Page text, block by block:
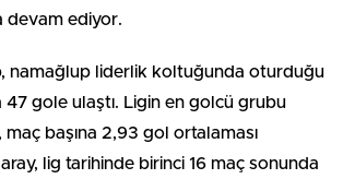
devam ediyor.
namağlup liderlik koltuğunda oturduğu
47 gole ulaştı. Ligin en golcü grubu
başına 2,93 gol ortalaması
lig tarihinde birinci 16 maç sonunda